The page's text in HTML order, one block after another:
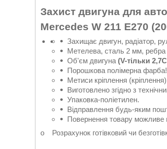
Захист двигуна для
Mercedes W 211 E270
Захищає двигун, радіатор,
Метелева, сталь 2 мм, ребра
Об'єм двигуна (V-тільки
Порошкова полімерна фарба!
Метиси кріплення
Виготовлено згідно з
Упаковка-поліетилен.
Відправлення будь-яким
Повернення товару можливе
o Розрахунок готівковий чи